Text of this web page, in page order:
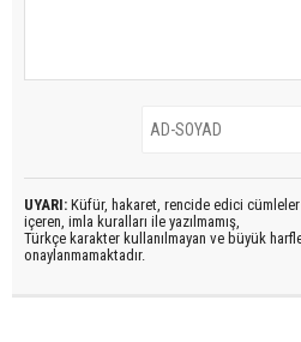
UYARI: Küfür, hakaret, rencide edici cümleler
içeren, imla kuralları ile yazılmamış,
Türkçe karakter kullanılmayan ve büyük
onaylanmamaktadır.